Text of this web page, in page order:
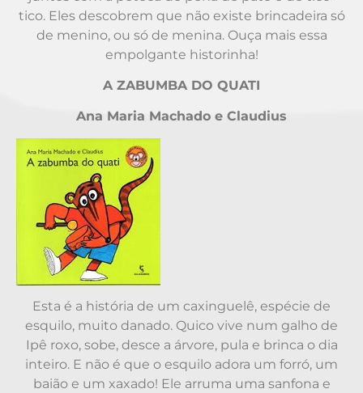
tico. Eles descobrem que não existe brincadeira só
de menino, ou só de menina. Ouça mais essa
empolgante historinha!
A ZABUMBA DO QUATI
Ana Maria Machado e Claudius
Esta é a história de um caxinguelê, espécie de
esquilo, muito danado. Quico vive num galho de
Ipê roxo, sobe, desce a árvore, pula e brinca o dia
inteiro. E não é que o esquilo adora um forró, um
baião e um xaxado! Ele arruma uma sanfona e